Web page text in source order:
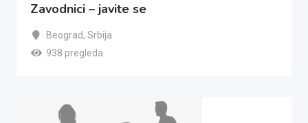
Zavodnici – javite se
Beograd, Srbija
938 pregleda